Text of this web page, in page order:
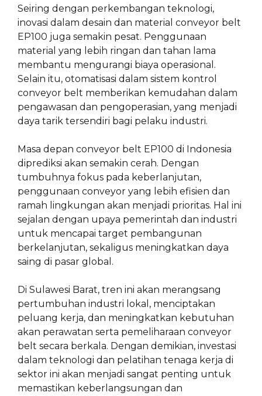
Seiring dengan perkembangan teknologi,
inovasi dalam desain dan material conveyor belt
EP100 juga semakin pesat. Penggunaan
material yang lebih ringan dan tahan lama
membantu mengurangi biaya operasional.
Selain itu, otomatisasi dalam sistem kontrol
conveyor belt memberikan kemudahan dalam
pengawasan dan pengoperasian, yang menjadi
daya tarik tersendiri bagi pelaku industri.
Masa depan conveyor belt EP100 di Indonesia
diprediksi akan semakin cerah. Dengan
tumbuhnya fokus pada keberlanjutan,
penggunaan conveyor yang lebih efisien dan
ramah lingkungan akan menjadi prioritas. Hal ini
sejalan dengan upaya pemerintah dan industri
untuk mencapai target pembangunan
berkelanjutan, sekaligus meningkatkan daya
saing di pasar global.
Di Sulawesi Barat, tren ini akan merangsang
pertumbuhan industri lokal, menciptakan
peluang kerja, dan meningkatkan kebutuhan
akan perawatan serta pemeliharaan conveyor
belt secara berkala. Dengan demikian, investasi
dalam teknologi dan pelatihan tenaga kerja di
sektor ini akan menjadi sangat penting untuk
memastikan keberlangsungan dan